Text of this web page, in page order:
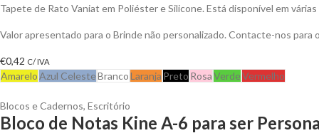
Tapete de Rato Vaniat em Poliéster e Silicone. Está disponível em
Valor apresentado para o Brinde não personalizado. Contacte-nos
€0,42 C/ IVA
AmareloAzul CelesteBrancoLaranja Preto RosaVerdeVermelho
Blocos e Cadernos, Escritório
Bloco de Notas Kine A-6 para ser